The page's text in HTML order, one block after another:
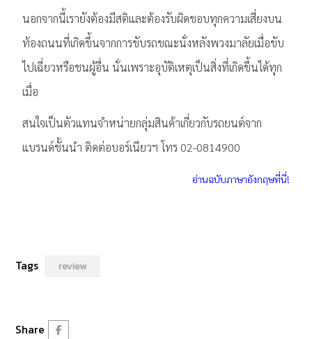
นอกจากนี้เรายังต้องมีสติและต้องรับผิดชอบทุกความเสี่ยงบน
ท้องถนนที่เกิดขึ้นจากการขับรถขณะนั่งหลังพวงมาลัยเมื่อขับ
ไปเฉี่ยวหรือชนผู้อื่น นั่นเพราะอุบัติเหตุเป็นสิ่งที่เกิดขึ้นได้ทุก
เมื่อ
สนใจเป็นตัวแทนจำหน่ายกลุ่มสินค้าเกี่ยวกับรถยนต์จาก
แบรนด์ชั้นนำ ติดต่อบอร์เนียวฯ โทร 02-0814900
อ่านฉบับภาษาอังกฤษที่นี่!
Tags review
Share